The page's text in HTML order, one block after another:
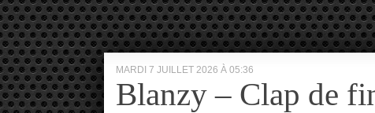
MARDI 7 JUILLET 2026 À 05:36
Blanzy – Clap de